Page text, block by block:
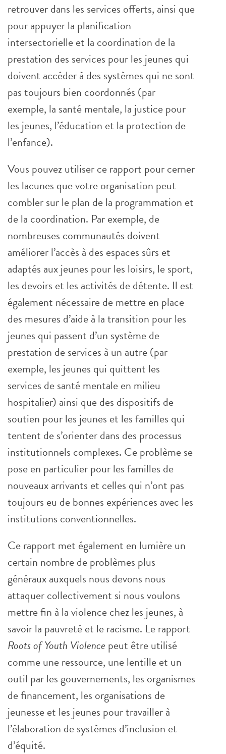
retrouver dans les services offerts, ainsi que
pour appuyer la planification
intersectorielle et la coordination de la
prestation des services pour les jeunes qui
doivent accéder à des systèmes qui ne sont
pas toujours bien coordonnés (par
exemple, la santé mentale, la justice pour
les jeunes, l’éducation et la protection de
l’enfance).
Vous pouvez utiliser ce rapport pour cerner
les lacunes que votre organisation peut
combler sur le plan de la programmation et
de la coordination. Par exemple, de
nombreuses communautés doivent
améliorer l’accès à des espaces sûrs et
adaptés aux jeunes pour les loisirs, le sport,
les devoirs et les activités de détente. Il est
également nécessaire de mettre en place
des mesures d’aide à la transition pour les
jeunes qui passent d’un système de
prestation de services à un autre (par
exemple, les jeunes qui quittent les
services de santé mentale en milieu
hospitalier) ainsi que des dispositifs de
soutien pour les jeunes et les familles qui
tentent de s’orienter dans des processus
institutionnels complexes. Ce problème se
pose en particulier pour les familles de
nouveaux arrivants et celles qui n’ont pas
toujours eu de bonnes expériences avec les
institutions conventionnelles.
Ce rapport met également en lumière un
certain nombre de problèmes plus
généraux auxquels nous devons nous
attaquer collectivement si nous voulons
mettre fin à la violence chez les jeunes, à
savoir la pauvreté et le racisme. Le rapport
Roots of Youth Violence peut être utilisé
comme une ressource, une lentille et un
outil par les gouvernements, les organismes
de financement, les organisations de
jeunesse et les jeunes pour travailler à
l’élaboration de systèmes d’inclusion et
d’équité.